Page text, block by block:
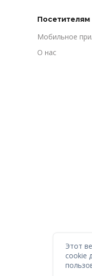
Посетителям
Мобильное
О нас
Этот
cookie